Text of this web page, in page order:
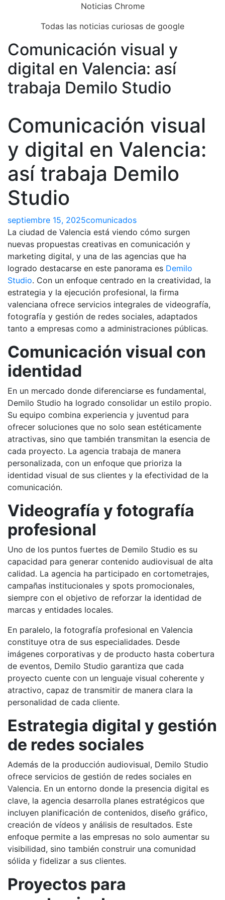
Noticias Chrome
Todas las noticias curiosas de google
Close
Menu
Comunicación visual y
digital en Valencia: así
trabaja Demilo Studio
Comunicación visual
y digital en Valencia:
así trabaja Demilo
Studio
septiembre 15, 2025comunicados
La ciudad de Valencia está viendo cómo surgen
nuevas propuestas creativas en comunicación y
marketing digital, y una de las agencias que ha
logrado destacarse en este panorama es Demilo
Studio. Con un enfoque centrado en la creatividad, la
estrategia y la ejecución profesional, la firma
valenciana ofrece servicios integrales de videografía,
fotografía y gestión de redes sociales, adaptados
tanto a empresas como a administraciones públicas.
Comunicación visual con
identidad
En un mercado donde diferenciarse es fundamental,
Demilo Studio ha logrado consolidar un estilo propio.
Su equipo combina experiencia y juventud para
ofrecer soluciones que no solo sean estéticamente
atractivas, sino que también transmitan la esencia de
cada proyecto. La agencia trabaja de manera
personalizada, con un enfoque que prioriza la
identidad visual de sus clientes y la efectividad de la
comunicación.
Videografía y fotografía
profesional
Uno de los puntos fuertes de Demilo Studio es su
capacidad para generar contenido audiovisual de alta
calidad. La agencia ha participado en cortometrajes,
campañas institucionales y spots promocionales,
siempre con el objetivo de reforzar la identidad de
marcas y entidades locales.
En paralelo, la fotografía profesional en Valencia
constituye otra de sus especialidades. Desde
imágenes corporativas y de producto hasta cobertura
de eventos, Demilo Studio garantiza que cada
proyecto cuente con un lenguaje visual coherente y
atractivo, capaz de transmitir de manera clara la
personalidad de cada cliente.
Estrategia digital y gestión
de redes sociales
Además de la producción audiovisual, Demilo Studio
ofrece servicios de gestión de redes sociales en
Valencia. En un entorno donde la presencia digital es
clave, la agencia desarrolla planes estratégicos que
incluyen planificación de contenidos, diseño gráfico,
creación de vídeos y análisis de resultados. Este
enfoque permite a las empresas no solo aumentar su
visibilidad, sino también construir una comunidad
sólida y fidelizar a sus clientes.
Proyectos para